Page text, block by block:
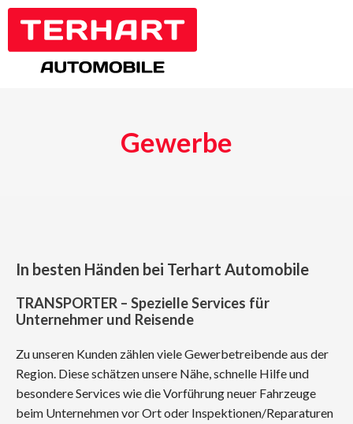
Zum
Inhalt
springen
Gewerbe
In besten Händen bei Terhart Automobile
TRANSPORTER – Spezielle Services für
Unternehmer und Reisende
Zu unseren Kunden zählen viele Gewerbetreibende aus der
Region. Diese schätzen unsere Nähe, schnelle Hilfe und
besondere Services wie die Vorführung neuer Fahrzeuge
beim Unternehmen vor Ort oder Inspektionen/Reparaturen